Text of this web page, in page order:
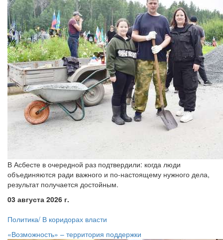
В Асбесте в очередной раз подтвердили: когда люди
объединяются ради важного и по-настоящему нужного дела,
результат получается достойным.
03 августа 2026 г.
Политика/ В коридорах власти
«Возможность» – территория поддержки